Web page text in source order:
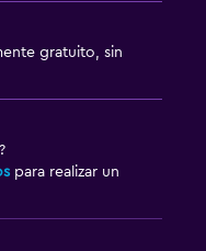
gratuito, sin
para realizar un